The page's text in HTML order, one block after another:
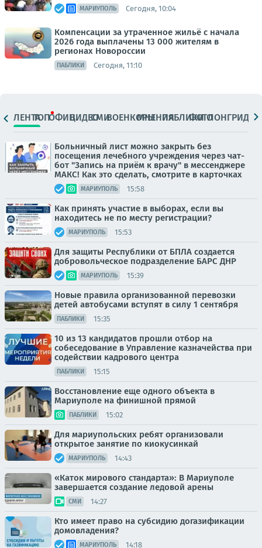
МАРИУПОЛЬ Сегодня, 10:04
Компенсации за утраченное жильё с начала
2026 года выплачены 13 000 жителям в
регионах Новороссии
ПАБЛИКИ Сегодня, 11:10
ЛЕНТАТОПОФИЦ.ВИДЕОСМИВОЕНКОРЫМНЕНИЯПАБЛИКИ
ФОТОЛОНГРИДЫ
Больничный лист можно закрыть без
посещения лечебного учреждения через чат-
бот "Запись на приём к врачу" в мессенджере
МАКС! Как это сделать, смотрите в карточках
МАРИУПОЛЬ 15:58
Как принять участие в выборах, если вы
находитесь не по месту регистрации?
МАРИУПОЛЬ 15:53
Для защиты Республики от БПЛА создается
добровольческое подразделение БАРС ДНР
МАРИУПОЛЬ 15:39
Новые правила организованной перевозки
детей автобусами вступят в силу 1 сентября
ПАБЛИКИ 15:35
10 из 13 кандидатов прошли отбор на
собеседование в Управление казначейства при
содействии кадрового центра
ПАБЛИКИ 15:15
Восстановление еще одного объекта в
Мариуполе на финишной прямой
ПАБЛИКИ 15:02
Для мариупольских ребят организовали
открытое занятие по киокусинкай
МАРИУПОЛЬ 14:43
«Каток мирового стандарта»: В Мариуполе
завершается создание ледовой арены
СМИ 14:27
Кто имеет право на субсидию догазификации
домовладения?
МАРИУПОЛЬ 14:18